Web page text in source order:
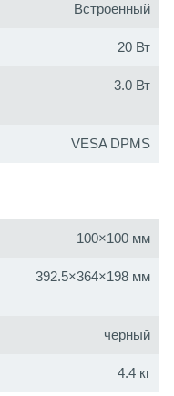
Встроенный
20 Вт
3.0 Вт
VESA DPMS
100×100 мм
392.5×364×198 мм
черный
4.4 кг